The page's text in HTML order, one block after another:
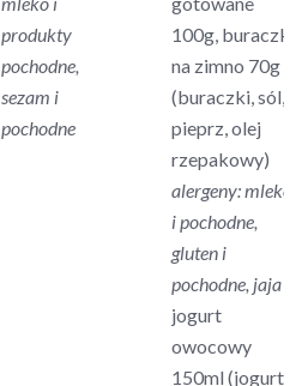
produkty
pochodne,
sezam i
pochodne
100g, buraczki
na zimno 70g
(buraczki, sól,
pieprz, olej
rzepakowy)
alergeny: mleko
i pochodne,
gluten i
pochodne, jaja
jogurt
owocowy
150ml (jogurt